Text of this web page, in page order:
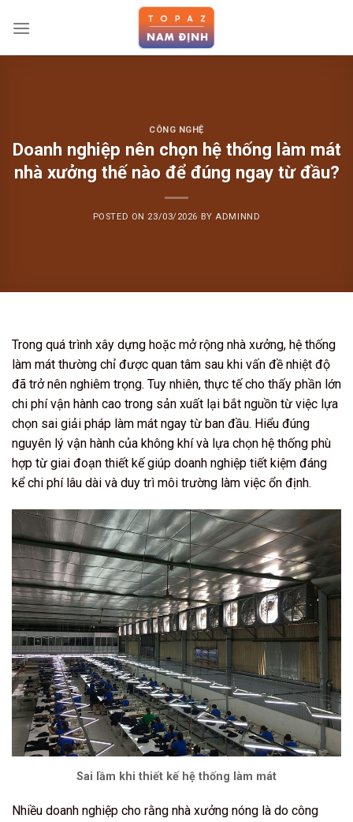
CÔNG NGHỆ
Doanh nghiệp nên chọn hệ thống làm mát
nhà xưởng thế nào để đúng ngay từ đầu?
POSTED ON 23/03/2026 BYADMINND
Trong quá trình xây dựng hoặc mở rộng nhà xưởng, hệ thống
làm mát thường chỉ được quan tâm sau khi vấn đề nhiệt độ
đã trở nên nghiêm trọng. Tuy nhiên, thực tế cho thấy phần lớn
chi phí vận hành cao trong sản xuất lại bắt nguồn từ việc lựa
chọn sai giải pháp làm mát ngay từ ban đầu. Hiểu đúng
nguyên lý vận hành của không khí và lựa chọn hệ thống phù
hợp từ giai đoạn thiết kế giúp doanh nghiệp tiết kiệm đáng
kể chi phí lâu dài và duy trì môi trường làm việc ổn định.
Sai lầm khi thiết kế hệ thống làm mát
Nhiều doanh nghiệp cho rằng nhà xưởng nóng là do công